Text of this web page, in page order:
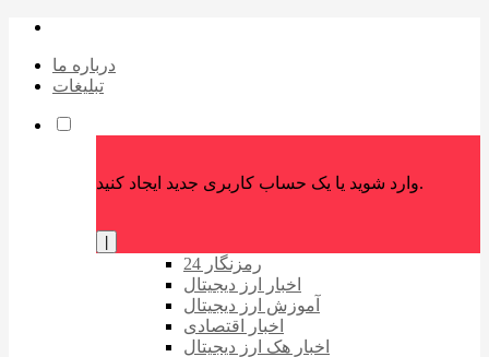
درباره ما
تبلیغات
وارد شوید یا یک حساب کاربری جدید ایجاد کنید.
رمزنگار 24
اخبار ارز دیجیتال
آموزش ارز دیجیتال
اخبار اقتصادی
اخبار هک ارز دیجیتال